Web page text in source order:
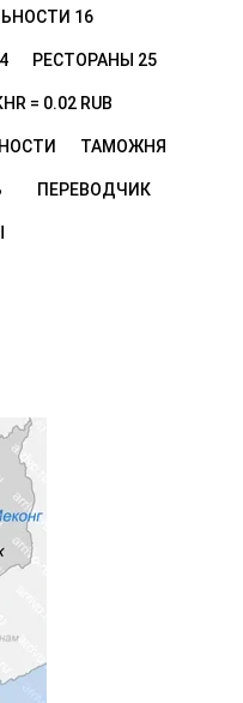
16
РЕСТОРАНЫ 25
= 0.02 RUB
ТАМОЖНЯ
ПЕРЕВОДЧИК